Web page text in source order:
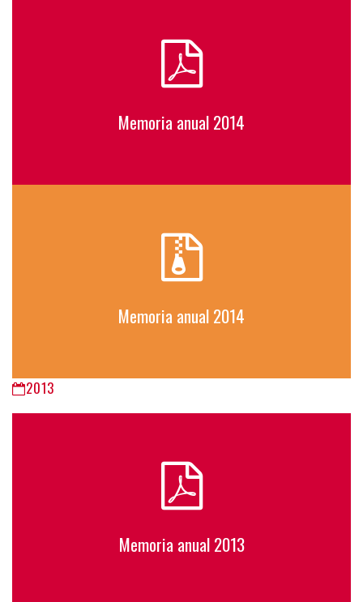
Memoria anual 2014
Memoria anual 2014
2013
Memoria anual 2013